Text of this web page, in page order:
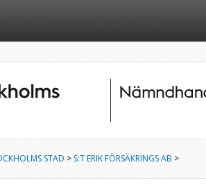
STAD > S:T ERIK FÖRSÄKRINGS AB >